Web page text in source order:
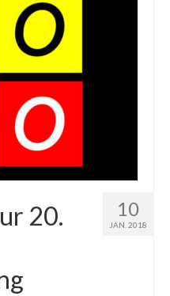
10
JAN. 2018
20.